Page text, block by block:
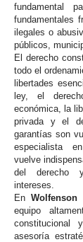
fundamental
fundamentales
ilegales o
públicos,
El derecho
todo el
libertades
ley, el
económica, la
privada y el
garantías son
especialista
vuelve
del derecho
intereses.
En Wolfenson
equipo
constitucional
asesoría